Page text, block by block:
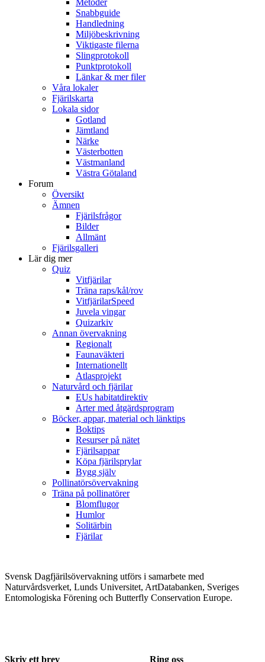
Snabbguide
Handledning
Miljöbeskrivning
Viktigaste filerna
Slingprotokoll
Punktprotokoll
Länkar & mer filer
Våra lokaler
Fjärilskarta
Lokala sidor
Gotland
Jämtland
Närke
Västerbotten
Västmanland
Västra Götaland
Forum
Översikt
Ämnen
Fjärilsfrågor
Bilder
Allmänt
Fjärilsgalleri
Lär dig mer
Quiz
Vitfjärilar
Träna raps/kål/rov
VitfjärilarSpeed
Juvela vingar
Quizarkiv
Annan övervakning
Regionalt
Faunaväkteri
Internationellt
Atlasprojekt
Naturvård och fjärilar
EUs habitatdirektiv
Arter med åtgärdsprogram
Böcker, appar, material och länktips
Boktips
Resurser på nätet
Fjärilsappar
Köpa fjärilsprylar
Bygg själv
Pollinatörsövervakning
Träna på pollinatörer
Blomflugor
Humlor
Solitärbin
Fjärilar
Svensk Dagfjärilsövervakning utförs i samarbete med
Naturvårdsverket, Lunds Universitet, ArtDatabanken, Sveriges
Entomologiska Förening och Butterfly Conservation Europe.
Skriv ett brev Ring oss